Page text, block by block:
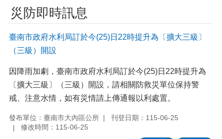
災防即時訊息
臺南市政府水利局訂於今(25)日22時提升為〔擴大三級〕
（三級）開設
因降雨加劇，臺南市政府水利局訂於今(25)日22時提升為
〔擴大三級〕（三級）開設，請相關防救災單位保持警
戒、注意水情，如有災情請上傳通報以利處置。
發布單位：臺南市大內區公所
刊登日期：115-06-25
修改時間：115-06-25